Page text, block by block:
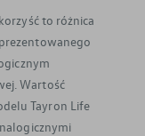
to różnica
Wartość
Tayron Life